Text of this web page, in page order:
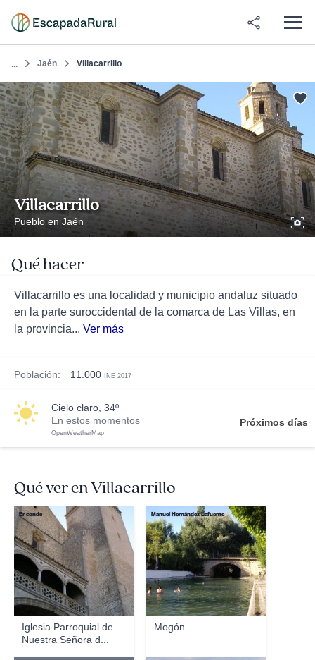
... Jaén Villacarrillo
Villacarrillo
Pueblo en Jaén
Qué hacer
Villacarrillo es una localidad y municipio andaluz situado
en la parte suroccidental de la comarca de Las Villas, en
la provincia... Ver más
Población: 11.000 INE 2017
cielo claro, 34º
En estos momentos
OpenWeatherMap
Próximos días
Qué ver en Villacarrillo
Iglesia Parroquial de
Nuestra Señora d...
Er conde
Mogón
Manuel Hernández Lafuente